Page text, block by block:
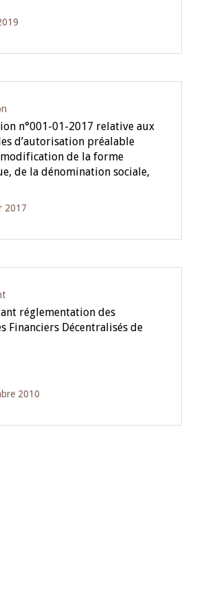
n°001-01-2017 relative aux
d’autorisation préalable
de la forme
de la dénomination sociale,
2017
réglementation des
Financiers Décentralisés de
2010
Politique Monétaire de la BCEAO du 10
Monsieur Jean-Claude Kassi BROU